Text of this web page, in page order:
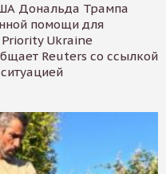
Дональда Трампа
помощи для
Ukraine
Reuters со ссылкой